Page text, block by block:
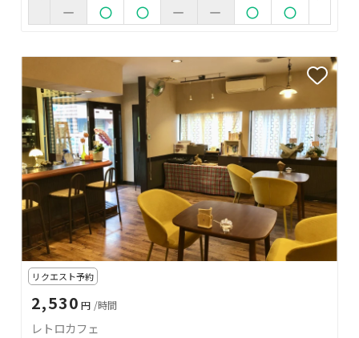
リクエスト予約
2,530 円 /時間
レトロカフェ